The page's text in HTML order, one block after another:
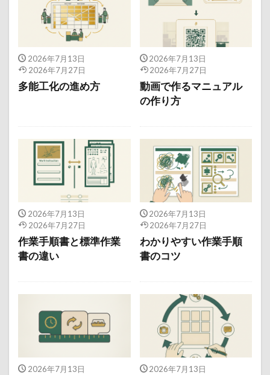
2026年7月13日
2026年7月27日
多能工化の進め方
2026年7月13日
2026年7月27日
動画で作るマニュアル
の作り方
2026年7月13日
2026年7月27日
作業手順書と標準作業
書の違い
2026年7月13日
2026年7月27日
わかりやすい作業手順
書のコツ
2026年7月13日
2026年7月13日